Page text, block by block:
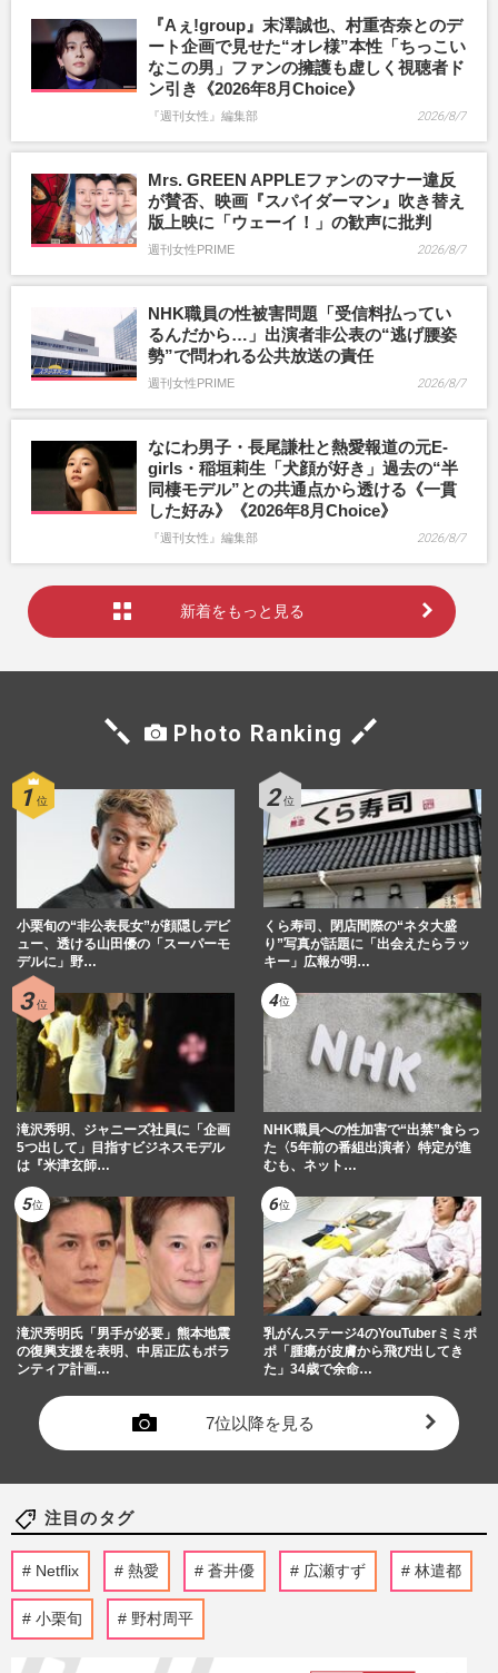
『Aぇ!group』末澤誠也、村重杏奈とのデ
ート企画で見せた“オレ様”本性「ちっこい
なこの男」ファンの擁護も虚しく視聴者ド
ン引き《2026年8月Choice》
『週刊女性』編集部 2026/8/7
Mrs. GREEN APPLEファンのマナー違反
が賛否、映画『スパイダーマン』吹き替え
版上映に「ウェーイ！」の歓声に批判
週刊女性PRIME 2026/8/7
NHK職員の性被害問題「受信料払ってい
るんだから…」出演者非公表の“逃げ腰姿
勢”で問われる公共放送の責任
週刊女性PRIME 2026/8/7
なにわ男子・長尾謙杜と熱愛報道の元E-
girls・稲垣莉生「犬顔が好き」過去の“半
同棲モデル”との共通点から透ける《一貫
した好み》《2026年8月Choice》
『週刊女性』編集部 2026/8/7
新着をもっと見る
Photo Ranking
小栗旬の“非公表長女”が顔隠しデビ
ュー、透ける山田優の「スーパーモ
デルに」野…
くら寿司、閉店間際の“ネタ大盛
り”写真が話題に「出会えたらラッ
キー」広報が明…
滝沢秀明、ジャニーズ社員に「企画
5つ出して」目指すビジネスモデル
は『米津玄師…
NHK職員への性加害で“出禁”食らっ
た〈5年前の番組出演者〉特定が進
むも、ネット…
滝沢秀明氏「男手が必要」熊本地震
の復興支援を表明、中居正広もボラ
ンティア計画…
乳がんステージ4のYouTuberミミポ
ポ「腫瘍が皮膚から飛び出してき
た」34歳で余命…
7位以降を見る
注目のタグ
Netflix 熱愛 蒼井優 広瀬すず 林遣都
小栗旬 野村周平